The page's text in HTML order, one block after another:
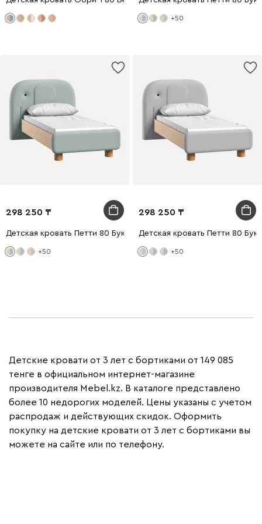
+50
298 250
Детская кровать Петти 80 Букле Мятный
+50
298 250
Детская кровать Петти 80
+50
Детские кровати от 3 лет с бортиками от 149 085
тенге в официальном интернет-магазине
производителя Mebel.kz. В каталоге представлено
более 10 недорогих моделей. Цены указаны с учетом
распродаж и действующих скидок. Оформить
покупку на детские кровати от 3 лет с бортиками вы
можете на сайте или по телефону.